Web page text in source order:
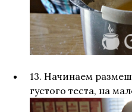
13. Начинаем
густого теста, на